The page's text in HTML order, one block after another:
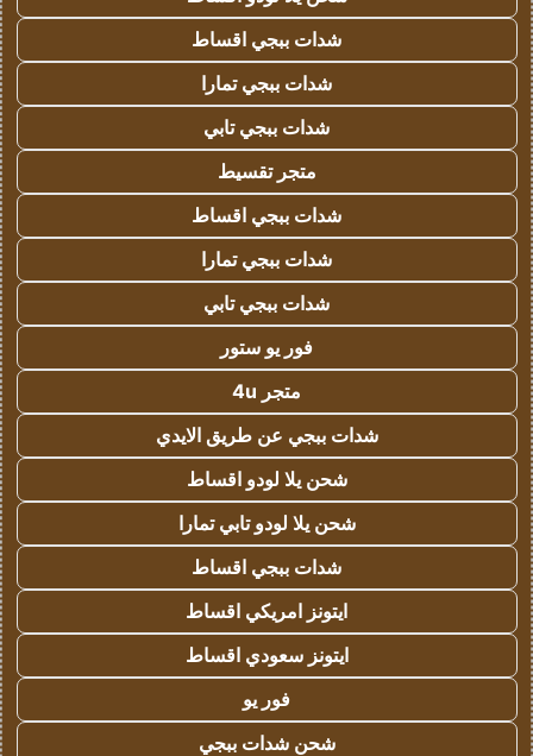
شدات ببجي اقساط
شدات ببجي تمارا
شدات ببجي تابي
متجر تقسيط
شدات ببجي اقساط
شدات ببجي تمارا
شدات ببجي تابي
فور يو ستور
متجر 4u
شدات ببجي عن طريق الايدي
شحن يلا لودو اقساط
شحن يلا لودو تابي تمارا
شدات ببجي اقساط
ايتونز امريكي اقساط
ايتونز سعودي اقساط
فور يو
شحن شدات ببجي